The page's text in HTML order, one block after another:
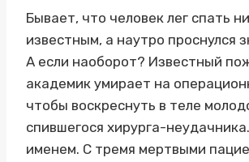
Бывает, что человек лег спать
известным, а наутро проснулся
А если наоборот? Известный
академик умирает на
чтобы воскреснуть в теле
спившегося хирурга-
именем. С тремя мертвыми